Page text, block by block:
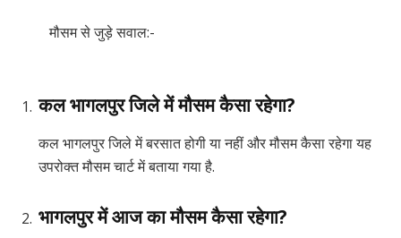
मौसम से जुड़े सवाल:-
कल भागलपुर जिले में मौसम कैसा रहेगा?
कल भागलपुर जिले में बरसात होगी या नहीं और मौसम कैसा रहेगा यह
उपरोक्त मौसम चार्ट में बताया गया है.
भागलपुर में आज का मौसम कैसा रहेगा?